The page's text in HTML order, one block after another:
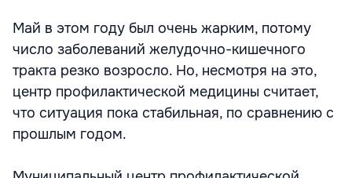
Май в этом году был очень жарким, потому
число заболеваний желудочно-кишечного
тракта резко возросло. Но, несмотря на это,
центр профилактической медицины считает,
что ситуация пока стабильная, по сравнению с
прошлым годом.